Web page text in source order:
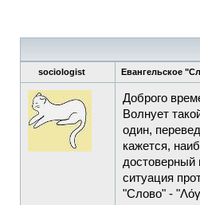
sociologist Евангельское
Доброго
Волнует
один,
кажется,
достоверный
ситуация
"Слово" -